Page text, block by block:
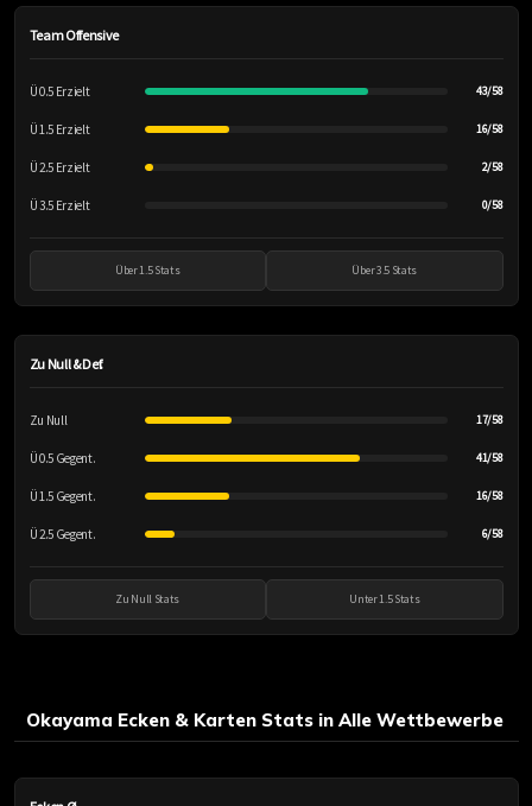
Team Offensive
Ü 0.5 Erzielt 43/58
Ü 1.5 Erzielt 16/58
Ü 2.5 Erzielt 2/58
Ü 3.5 Erzielt 0/58
Über 1.5 Stats Über 3.5 Stats
Zu Null & Def.
Zu Null 17/58
Ü 0.5 Gegent. 41/58
Ü 1.5 Gegent. 16/58
Ü 2.5 Gegent. 6/58
Zu Null Stats Unter 1.5 Stats
Okayama Ecken & Karten Stats in Alle Wettbewerbe